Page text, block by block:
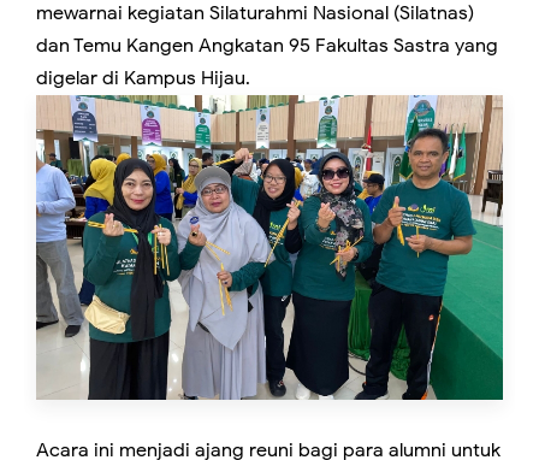
mewarnai kegiatan Silaturahmi Nasional (Silatnas)
dan Temu Kangen Angkatan 95 Fakultas Sastra yang
digelar di Kampus Hijau.
Acara ini menjadi ajang reuni bagi para alumni untuk